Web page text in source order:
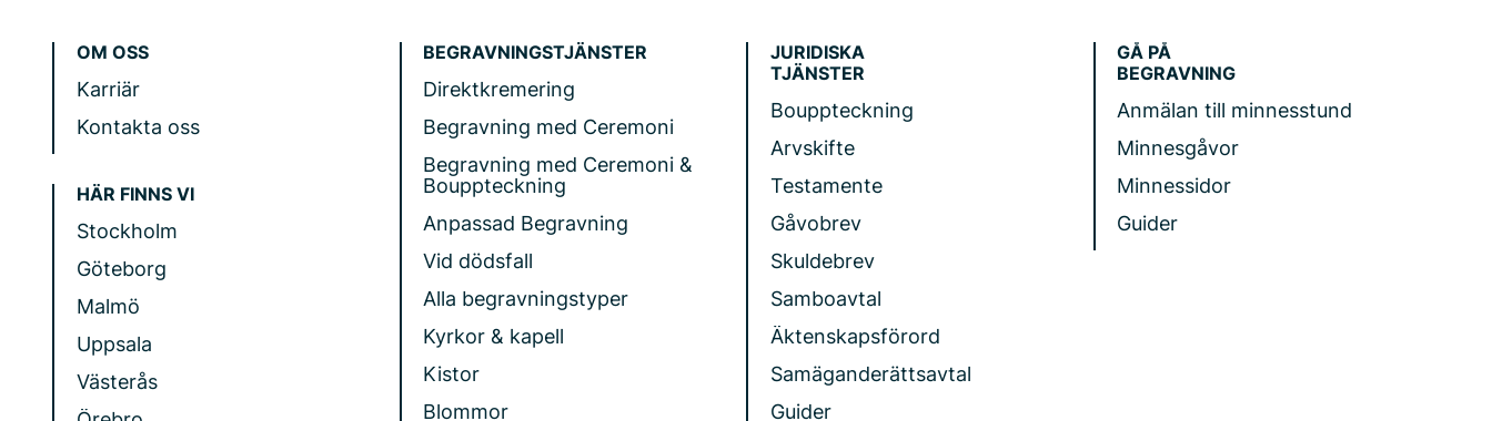
OM OSS
Karriär
Kontakta oss
HÄR FINNS VI
Stockholm
Göteborg
Malmö
Uppsala
Västerås
BEGRAVNINGSTJÄNSTER
Direktkremering
Begravning med Ceremoni
Begravning med Ceremoni &
Bouppteckning
Anpassad Begravning
Vid dödsfall
Alla begravningstyper
Kyrkor & kapell
Kistor
Blommor
JURIDISKA
TJÄNSTER
Bouppteckning
Arvskifte
Testamente
Gåvobrev
Skuldebrev
Samboavtal
Äktenskapsförord
Samäganderättsavtal
Guider
GÅ PÅ
BEGRAVNING
Anmälan till minnesstund
Minnesgåvor
Minnessidor
Guider